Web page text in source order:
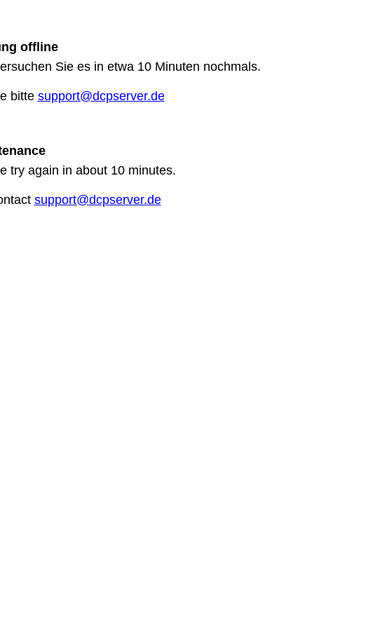
offline
Sie es in etwa 10 Minuten nochmals.
bitte support@dcpserver.de
try again in about 10 minutes.
support@dcpserver.de